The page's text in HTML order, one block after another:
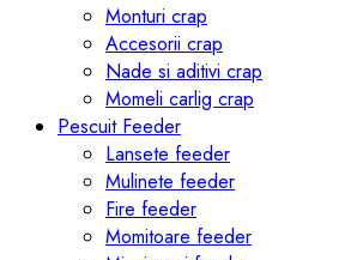
Monturi crap
Accesorii crap
Nade si aditivi crap
Momeli carlig crap
Pescuit Feeder
Lansete feeder
Mulinete feeder
Fire feeder
Momitoare feeder